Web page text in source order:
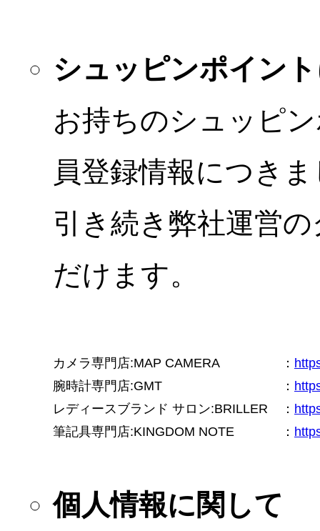
シュッピンポイン
お持ちのシュッピ
員登録情報につき
引き続き弊社運営
だけます。
カメラ専門店:MAP CAMERA ：
腕時計専門店:GMT
：
レディースブランド サロン:BRILLER
：
筆記具専門店:KINGDOM NOTE
：
個人情報に関して